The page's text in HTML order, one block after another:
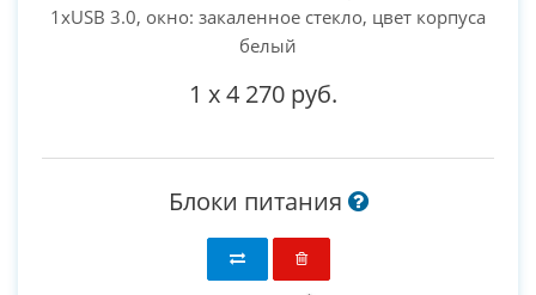
1xUSB 3.0, окно: закаленное стекло, цвет корпуса
белый
1 x4 270 руб.
Блоки питания